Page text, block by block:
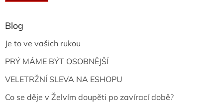
Blog
Je to ve vašich rukou
PRÝ MÁME BÝT OSOBNĚJŠÍ
VELETRŽNÍ SLEVA NA ESHOPU
Co se děje v Želvím doupěti po zavírací době?